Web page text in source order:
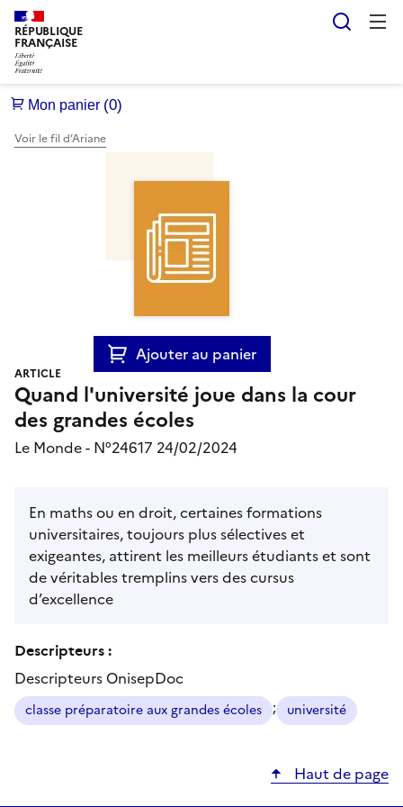
RÉPUBLIQUE
FRANÇAISE
Voir le fil d’Ariane
Ajouter au panier
ARTICLE
Quand l'université joue dans la cour
des grandes écoles
Le Monde - N°24617 24/02/2024
En maths ou en droit, certaines formations
universitaires, toujours plus sélectives et
exigeantes, attirent les meilleurs étudiants et sont
de véritables tremplins vers des cursus
d’excellence
Descripteurs :
Descripteurs OnisepDoc
classe préparatoire aux grandes écoles ; université
Haut de page